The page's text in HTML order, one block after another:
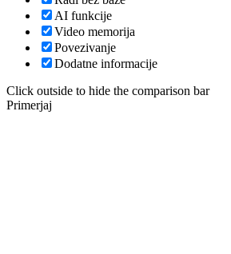
AI funkcije
Video memorija
Povezivanje
Dodatne informacije
Click outside to hide the comparison bar
Primerjaj